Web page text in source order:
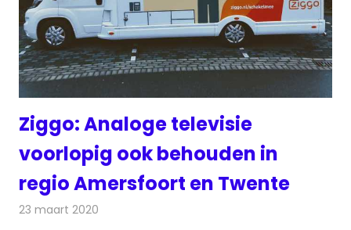
Ziggo: Analoge televisie
voorlopig ook behouden in
regio Amersfoort en Twente
23 maart 2020